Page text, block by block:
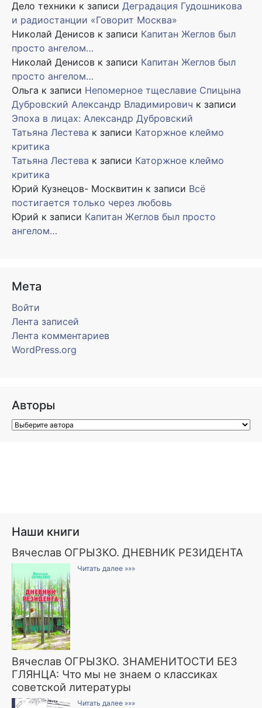
Дело техники к записи Деградация Гудошникова
и радиостанции «Говорит Москва»
Николай Денисов к записи Капитан Жеглов был
просто ангелом…
Николай Денисов к записи Капитан Жеглов был
просто ангелом…
Ольга к записи Непомерное тщеславие Спицына
Дубровский Александр Владимирович к записи
Эпоха в лицах: Александр Дубровский
Татьяна Лестева к записи Каторжное клеймо
критика
Татьяна Лестева к записи Каторжное клеймо
критика
Юрий Кузнецов- Москвитин к записи Всё
постигается только через любовь
Юрий к записи Капитан Жеглов был просто
ангелом…
Мета
Войти
Лента записей
Лента комментариев
WordPress.org
Авторы
Наши книги
Вячеслав ОГРЫЗКО. ДНЕВНИК РЕЗИДЕНТА
Читать далее »»»
Вячеслав ОГРЫЗКО. ЗНАМЕНИТОСТИ БЕЗ
ГЛЯНЦА: Что мы не знаем о классиках
советской литературы
Читать далее »»»